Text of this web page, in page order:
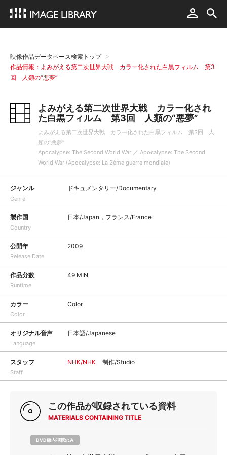
映像作品データベース検索トップ
作品情報：よみがえる第二次世界大戦 カラー化された白黒フィルム 第3
回 人類の“悪夢”
よみがえる第二次世界大戦 カラー化され
た白黒フィルム 第3回 人類の“悪夢”
よみがえる第二次世界大戦 カラー化された白黒フィルム 第3回 人
類の“悪夢”
Apocalypse: The Second World War ／ Apocalypse: The Second
World War (Apocalypse: La 2ème guerre mondiale)
ジャンル
Genre
ドキュメンタリー/Documentary
製作国
Country
日本/Japan，フランス/France
公開年
Release Date
2009
作品分数
Runtime
49 MIN
カラー
Color
Color
オリジナル音声
Language
日本語/Japanese
スタッフ
Staff
NHK/NHK 制作/Studio
この作品が収録されている資料
MATERIALS CONTAINING TITLE
DVD館内視聴のみ